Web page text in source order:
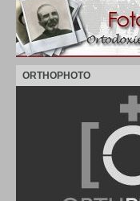
ORTHOPHOTO